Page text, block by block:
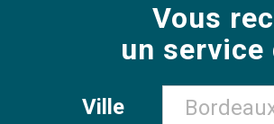
Vous
un service
Ville